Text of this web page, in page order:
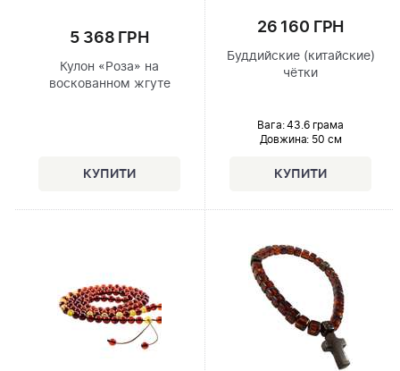
5 368 ГРН
Кулон «Роза» на
воскованном жгуте
26 160 ГРН
Буддийские (китайские)
чётки
Вага: 43.6 грама
Довжина: 50 см